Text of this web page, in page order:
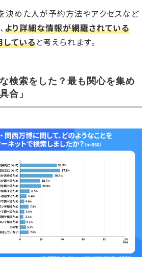
決めた人が予約方法やアクセスなど
より詳細な情報が網羅されている
ていると考えられます。
検索をした？最も関心を集め
合」